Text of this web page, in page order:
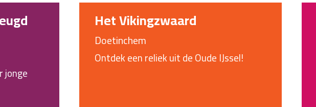
jonge
Het Vikingzwaard
Doetinchem
Ontdek een reliek uit de Oude IJssel!